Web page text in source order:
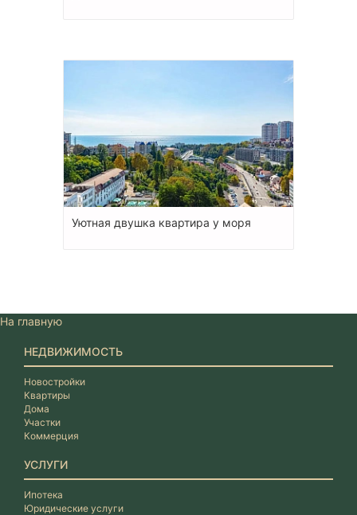
Уютная двушка квартира у моря
На главную
НЕДВИЖИМОСТЬ
Новостройки
Квартиры
Дома
Участки
Коммерция
УСЛУГИ
Ипотека
Юридические услуги